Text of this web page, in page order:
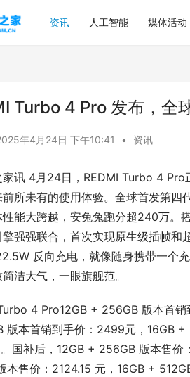
资讯 人工智能 媒体活动
Turbo 4 Pro 发布，全
年4月24日 下午10:41 • 资讯
家讯 4月24日，REDMI Turbo 4 Pro
前所未有的使用体验。全球首发第
性能大跨越，安兔兔跑分超240万
强强联合，首次实现原生级插帧和
反向充电，就像随身携带一个
洁大气，一眼旗舰范。
4 Pro12GB + 256GB 版本首
版本首销到手价：2499元，16GB
国补后，12GB + 256GB 版本售价
本售价：2124.15 元，16GB +